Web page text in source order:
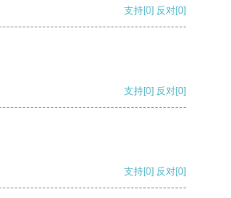
支持[0] 反对[0]
支持[0] 反对[0]
支持[0] 反对[0]